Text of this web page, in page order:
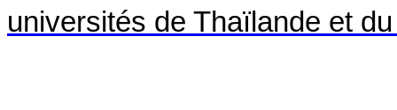
universités de Thaïlande et